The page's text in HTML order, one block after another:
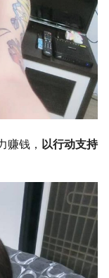
赚钱， 以行动支持